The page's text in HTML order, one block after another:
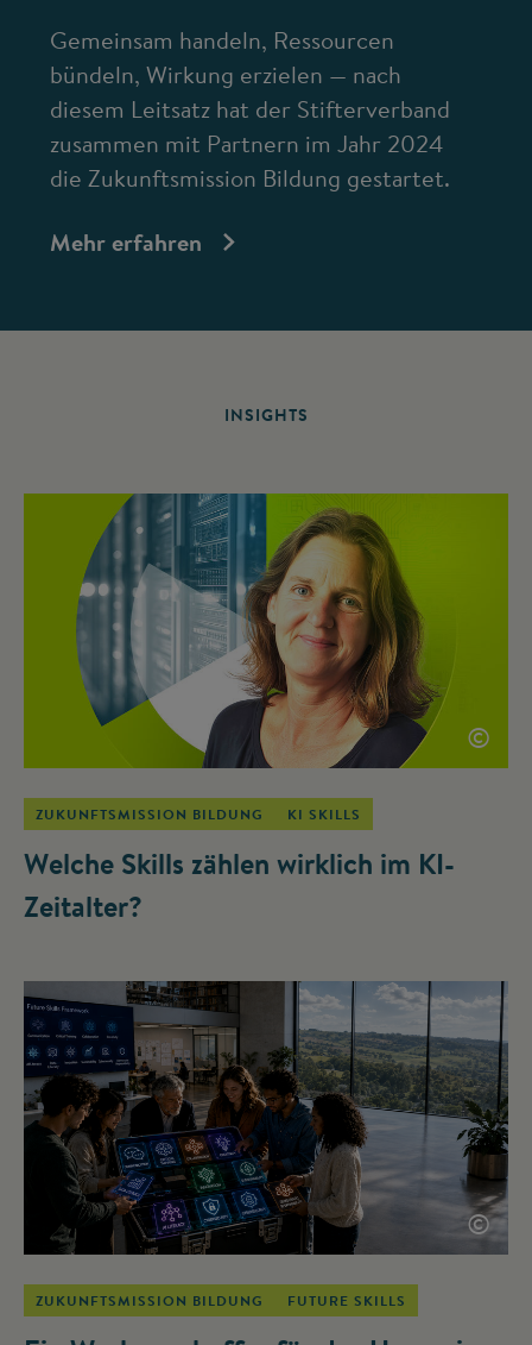
Gemeinsam handeln, Ressourcen
bündeln, Wirkung erzielen — nach
diesem Leitsatz hat der Stifterverband
zusammen mit Partnern im Jahr 2024
die Zukunftsmission Bildung gestartet.
Mehr erfahren
INSIGHTS
©
ZUKUNFTSMISSION BILDUNG KI SKILLS
Welche Skills zählen wirklich im KI-
Zeitalter?
©
ZUKUNFTSMISSION BILDUNG FUTURE SKILLS